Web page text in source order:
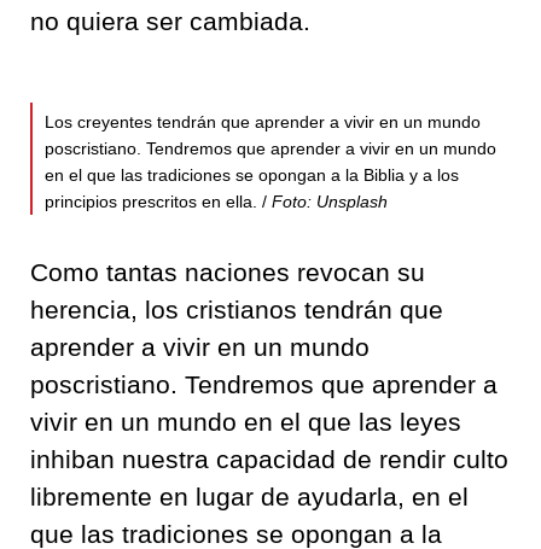
no quiera ser cambiada.
Los creyentes tendrán que aprender a vivir en un mundo
poscristiano. Tendremos que aprender a vivir en un mundo
en el que las tradiciones se opongan a la Biblia y a los
principios prescritos en ella. / Foto: Unsplash
Como tantas naciones revocan su
herencia, los cristianos tendrán que
aprender a vivir en un mundo
poscristiano. Tendremos que aprender a
vivir en un mundo en el que las leyes
inhiban nuestra capacidad de rendir culto
libremente en lugar de ayudarla, en el
que las tradiciones se opongan a la